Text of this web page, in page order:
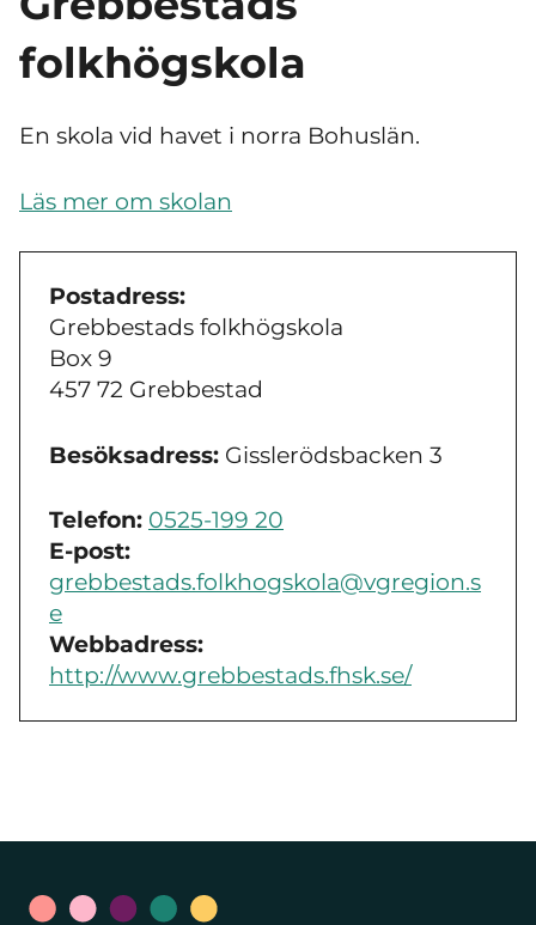
folkhögskola
En skola vid havet i norra Bohuslän.
Läs mer om skolan
Postadress:
Grebbestads folkhögskola
Box 9
457 72 Grebbestad
Besöksadress: Gisslerödsbacken 3
Telefon: 0525-199 20
E-post:
grebbestads.folkhogskola@vgregion.s
e
Webbadress:
http://www.grebbestads.fhsk.se/